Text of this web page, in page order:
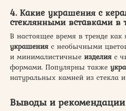
4. Какие украшенияс
стеклянными вставкамив
В настоящее время в тренде
украшения с необычными
и минималистичные изделия с
формами. Популярны также
натуральных камней из стекла
Выводы и рекомендации